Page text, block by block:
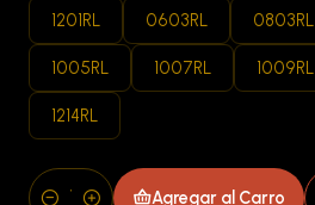
1201RL 0603RL 0803RL
1005RL 1007RL 1009RL
1214RL
Agregar al Carro